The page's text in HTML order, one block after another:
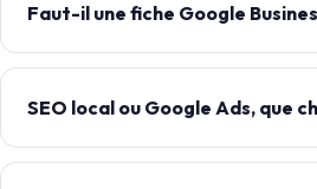
Faut-il une fiche Google
SEO local ou Google Ads, que